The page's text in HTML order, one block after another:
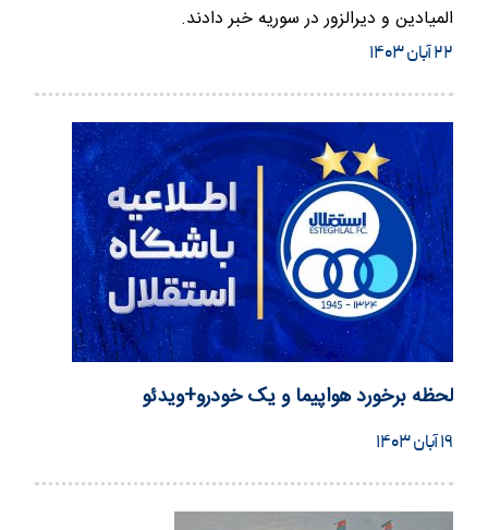
المیادین و دیرالزور در سوریه خبر دادند.
۲۲ آبان ۱۴۰۳
لحظه برخورد هواپیما و یک خودرو+ویدئو
۱۹ آبان ۱۴۰۳